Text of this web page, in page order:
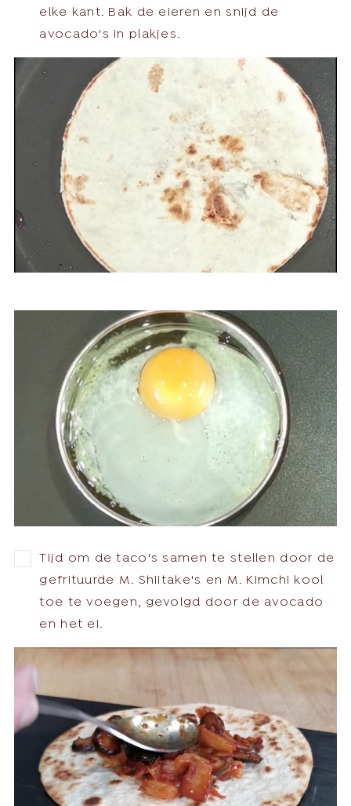
elke kant. Bak de eieren en snijd de
avocado's in plakjes.
Tijd om de taco's samen te stellen door de
gefrituurde M. Shiitake's en M. Kimchi kool
toe te voegen, gevolgd door de avocado
en het ei.